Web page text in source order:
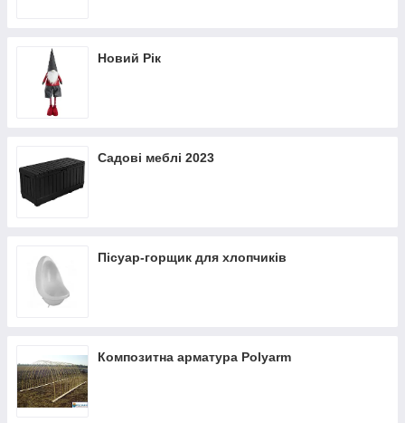
Новий Рік
Садові меблі 2023
Пісуар-горщик для хлопчиків
Композитна арматура Polyarm